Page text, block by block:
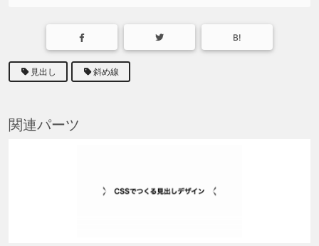
B!
見出し 斜め線
関連パーツ